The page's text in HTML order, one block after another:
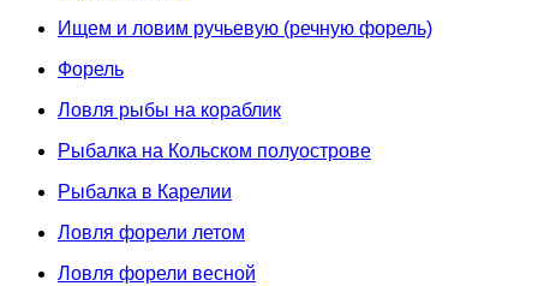
Ищем и ловим ручьевую (речную форель)
Форель
Ловля рыбы на кораблик
Рыбалка на Кольском полуострове
Рыбалка в Карелии
Ловля форели летом
Ловля форели весной